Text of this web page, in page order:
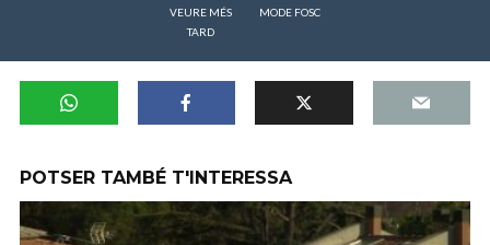
VEURE MÉS
TARD
MODE FOSC
POTSER TAMBÉ T'INTERESSA